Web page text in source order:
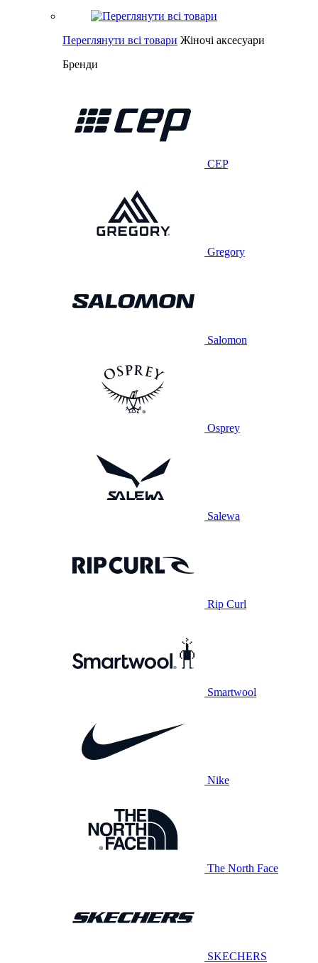
Переглянути всі товари Жіночі аксесуари
Бренди
CEP
Gregory
Salomon
Osprey
Salewa
Rip Curl
Smartwool
Nike
The North Face
SKECHERS